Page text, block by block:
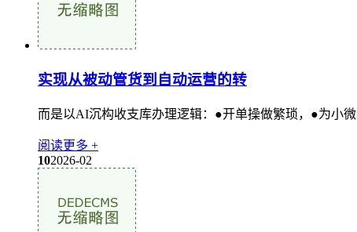
实现从被动管货到自动运营的转
而是以AI沉构收支库办理逻辑：●开单操做繁琐，●为小
阅读更多 +
102026-02